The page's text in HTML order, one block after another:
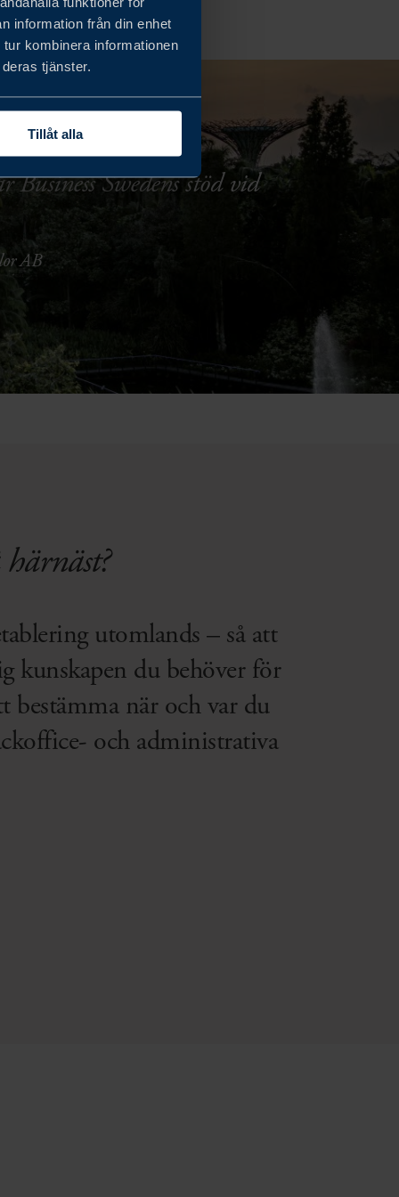
information från din enhet
kombinera informationen
tjänster.
Tillåt alla
Swedens stöd vid
AB
utomlands – så att
kunskapen du behöver för
bestämma när och var du
och administrativa